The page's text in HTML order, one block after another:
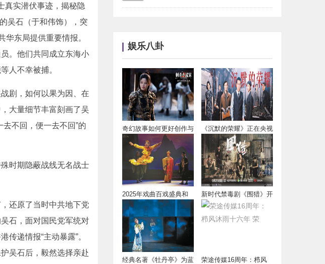
实潜伏事迹，揭秘隐
吴石（于和伟饰），突
华东局提供重要情报。
。他们共同成立东海小
人不幸被捕。
剧，如何以果为因、在
大量细节丰富刻画了吴
不回，便一去不回”的
时期隐蔽战线无名战士
还原了当时中共地下党
石，面对国民党军统对
递情报“主动暴露”。
吴石后，毅然选择亲赴
娱乐八卦
奇幻故事如何更好创作与
表达？《刺杀小
《沉默的荣耀》正在央视
八套播出
2025年戏曲百戏盛典和
第十九届中国
新时代禁毒剧《围猎》开
播
经典名著《牡丹亭》为蓝
荣途传媒16周年：栉风